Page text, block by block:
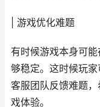
| 游戏优化难题
有时候游戏本身可
够稳定。这时候玩
客服团队反馈难题
戏体验。